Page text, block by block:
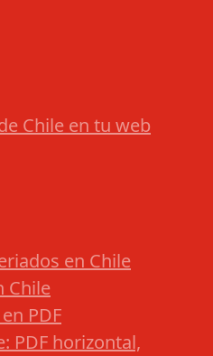
Chile en tu web
en Chile
Chile
PDF
PDF horizontal,